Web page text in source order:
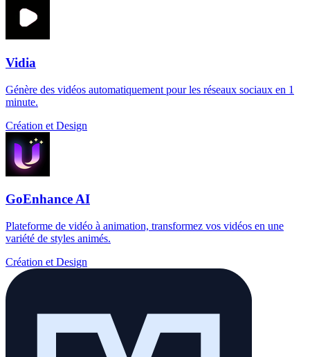
Vidia
Génère des vidéos automatiquement pour les réseaux sociaux en 1
minute.
Création et Design
GoEnhance AI
Plateforme de vidéo à animation, transformez vos vidéos en une
variété de styles animés.
Création et Design